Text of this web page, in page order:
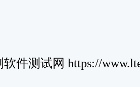
软件测试网 https://